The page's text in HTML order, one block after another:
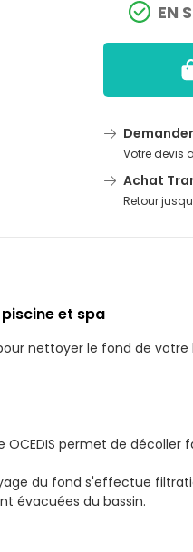
EN
Votre devis
Achat
Retour
et spa
nettoyer le fond de
permet de décoller
du fond s'effectue
évacuées du bassin.